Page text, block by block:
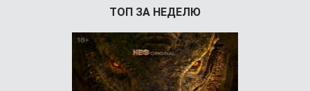
ТОП ЗА НЕДЕЛЮ